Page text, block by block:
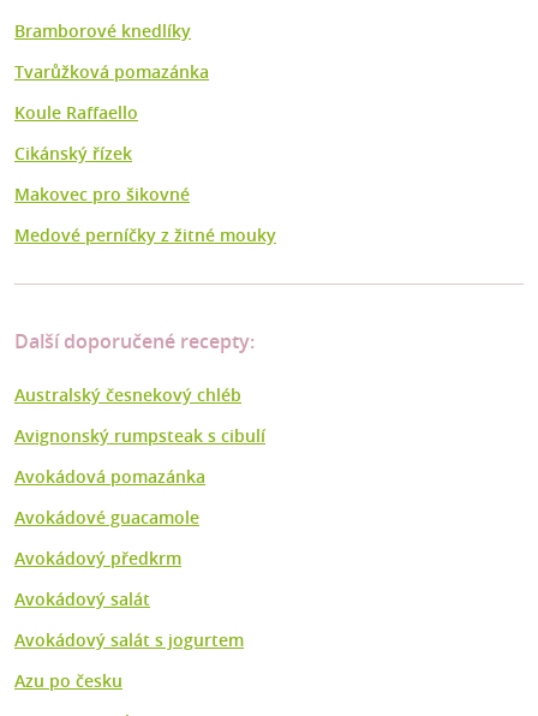
Bramborové knedlíky
Tvarůžková pomazánka
Koule Raffaello
Cikánský řízek
Makovec pro šikovné
Medové perníčky z žitné mouky
Další doporučené recepty:
Australský česnekový chléb
Avignonský rumpsteak s cibulí
Avokádová pomazánka
Avokádové guacamole
Avokádový předkrm
Avokádový salát
Avokádový salát s jogurtem
Azu po česku